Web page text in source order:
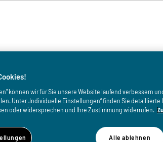
können wir für Sie unsere Website laufend verbessern
Unter „Individuelle Einstellungen“ finden Sie detaillierte
oder widersprechen und Ihre Zustimmung widerrufen.
Alle ablehnen